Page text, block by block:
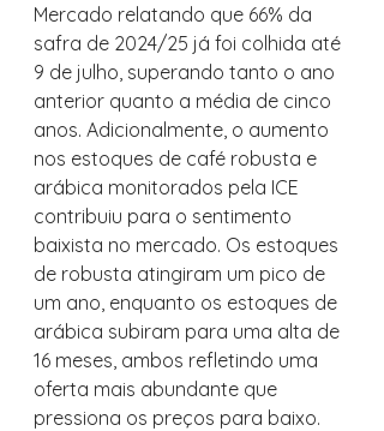
Mercado relatando que 66% da
safra de 2024/25 já foi colhida até
9 de julho, superando tanto o ano
anterior quanto a média de cinco
anos. Adicionalmente, o aumento
nos estoques de café robusta e
arábica monitorados pela ICE
contribuiu para o sentimento
baixista no mercado. Os estoques
de robusta atingiram um pico de
um ano, enquanto os estoques de
arábica subiram para uma alta de
16 meses, ambos refletindo uma
oferta mais abundante que
pressiona os preços para baixo.